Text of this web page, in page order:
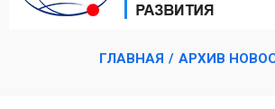
ГЛАВНАЯ / АРХИВ